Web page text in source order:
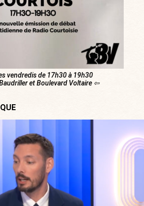
vendredis de 17h30 à 19h30
et Boulevard Voltaire ⇦